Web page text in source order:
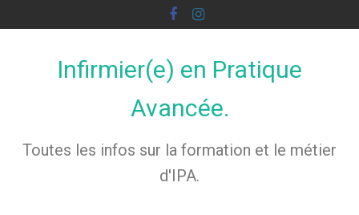
to
Infirmier(e) en Pratique
Avancée.
Toutes les infos sur la formation et le métier
d'IPA.